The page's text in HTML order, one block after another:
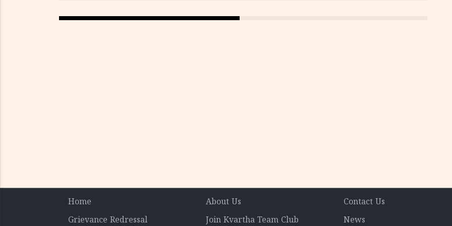
Home About Us Contact Us
Grievance Redressal
Join Kvartha Team Club News